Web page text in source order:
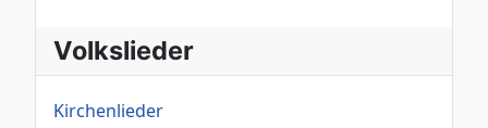
Volkslieder
Kirchenlieder